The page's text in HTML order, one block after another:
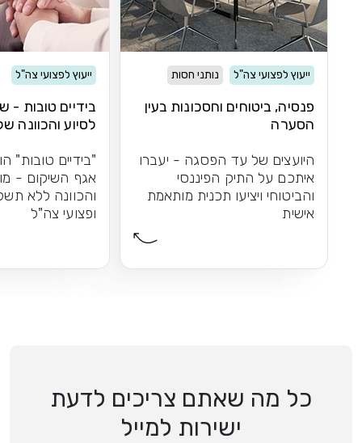
ייעוץ לפצועי צה"ל נותני חסות
פנסיה, ביטוחים וחסכונות בעין
הסערה
היועצים של עד הפסגה - יעברו
איתכם על התיק הפיננסי
והביטוחי ויציעו תכנית מותאמת
אישית
ייעוץ לפצועי צה"ל
בידיים טובות -
לסיוע והכוונה
"בידיים טובות"
אגף השיקום -
והכוונה ללא
ופצועי צה"ל
כל מה שאתם צריכים לדעת
ישירות למייל